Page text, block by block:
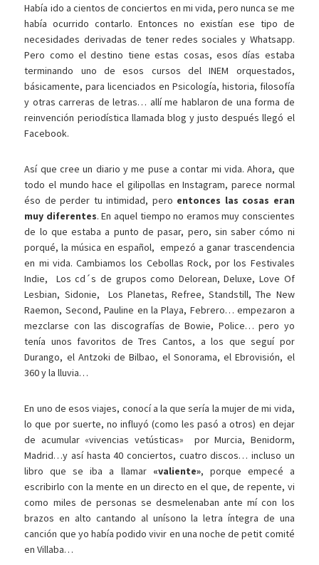
Había ido a cientos de conciertos en mi vida, pero nunca se me
había ocurrido contarlo. Entonces no existían ese tipo de
necesidades derivadas de tener redes sociales y Whatsapp.
Pero como el destino tiene estas cosas, esos días estaba
terminando uno de esos cursos del INEM orquestados,
básicamente, para licenciados en Psicología, historia, filosofía
y otras carreras de letras… allí me hablaron de una forma de
reinvención periodística llamada blog y justo después llegó el
Facebook.
Así que cree un diario y me puse a contar mi vida. Ahora, que
todo el mundo hace el gilipollas en Instagram, parece normal
éso de perder tu intimidad, pero entonces las cosas eran
muy diferentes. En aquel tiempo no eramos muy conscientes
de lo que estaba a punto de pasar, pero, sin saber cómo ni
porqué, la música en español, empezó a ganar trascendencia
en mi vida. Cambiamos los Cebollas Rock, por los Festivales
Indie, Los cd´s de grupos como Delorean, Deluxe, Love Of
Lesbian, Sidonie, Los Planetas, Refree, Standstill, The New
Raemon, Second, Pauline en la Playa, Febrero… empezaron a
mezclarse con las discografías de Bowie, Police… pero yo
tenía unos favoritos de Tres Cantos, a los que seguí por
Durango, el Antzoki de Bilbao, el Sonorama, el Ebrovisión, el
360 y la lluvia…
En uno de esos viajes, conocí a la que sería la mujer de mi vida,
lo que por suerte, no influyó (como les pasó a otros) en dejar
de acumular «vivencias vetústicas» por Murcia, Benidorm,
Madrid…y así hasta 40 conciertos, cuatro discos… incluso un
libro que se iba a llamar «valiente», porque empecé a
escribirlo con la mente en un directo en el que, de repente, vi
como miles de personas se desmelenaban ante mí con los
brazos en alto cantando al unísono la letra íntegra de una
canción que yo había podido vivir en una noche de petit comité
en Villaba…